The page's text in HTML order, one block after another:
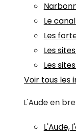
Le
Les
Les
Les
Voir tous les
L'Aude en
L'Aude,